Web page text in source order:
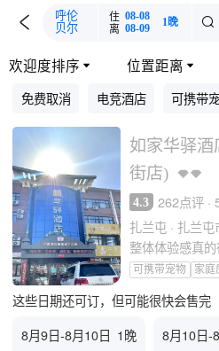

呼伦
贝尔
住 08-08
离 08-09 1晚 
欢迎度排序  位置距离 
免费取消 电竞酒店 可携带
如家华驿酒
街店)
4.3
262点评 ·
扎兰屯 · 扎兰
整体体验感真
可携带宠物 家庭
这些日期还可订，但可能很快会售完
8月9日-8月10日 1晚 8月10日-